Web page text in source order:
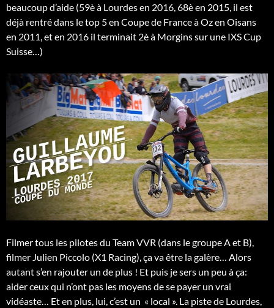
beaucoup d’aide (59è à Lourdes en 2016, 68è en 2015, il est
déjà rentré dans le top 5 en Coupe de France à Oz en Oisans
en 2011, et en 2016 il terminait 2è à Morgins sur une IXS Cup
Suisse…)
Filmer tous les pilotes du Team VVR (dans le groupe A et B),
filmer Julien Piccolo (X1 Racing), ça va être la galère… Alors
autant s’en rajouter un de plus ! Et puis je sers un peu à ça:
aider ceux qui n’ont pas les moyens de se payer un vrai
vidéaste… Et en plus, lui, c’est un « local ». La piste de Lourdes,